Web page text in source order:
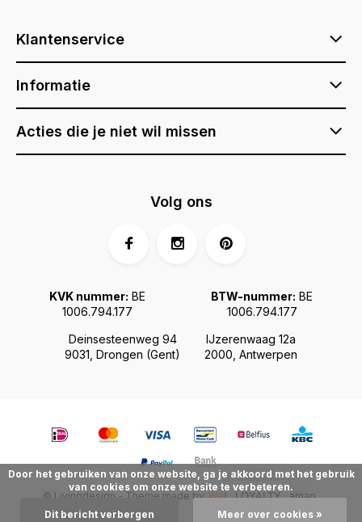
Klantenservice
Informatie
Acties die je niet wil missen
Deinsesteenweg 94
9031, Drongen (Gent)
IJzerenwaag 12a
2000, Antwerpen
KVK nummer: BE
1006.794.177
BTW-nummer: BE
1006.794.177
Volg ons
© Livingdesign - Theme made by Webdinge.nl Sitemap
Door het gebruiken van onze website, ga je akkoord met het gebruik
van cookies om onze website te verbeteren.
Dit bericht verbergen Meer over cookies »
LOYALTY